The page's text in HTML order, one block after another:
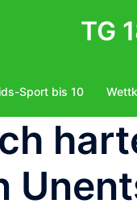
TG
Sport bis 10